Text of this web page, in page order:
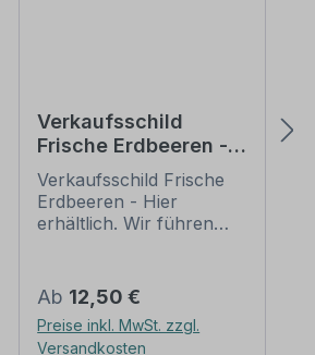
Verkaufsschild
Frische Erdbeeren -
Hier erhältlich
Verkaufsschild Frische
Erdbeeren - Hier
erhältlich. Wir führen
Hofschilder mit
verschiedenen Obst- und
Gemüsesorten sowie
Regulärer Preis:
Ab 12,50 €
Preise inkl. MwSt. zzgl.
Versandkosten